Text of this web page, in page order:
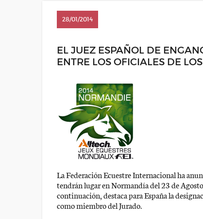
28/01/2014
EL JUEZ ESPAÑOL DE
ENTRE LOS OFICIALES DE
La Federación Ecuestre Internacional ha
tendrán lugar en Normandía del 23 de
continuación, destaca para España la
como miembro del Jurado.